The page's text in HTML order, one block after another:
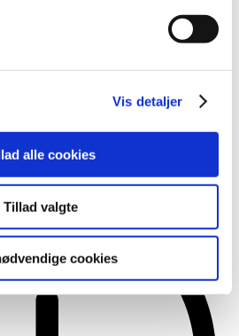
Vis detaljer
alle cookies
Tillad valgte
cookies
af myndighedspassivitet